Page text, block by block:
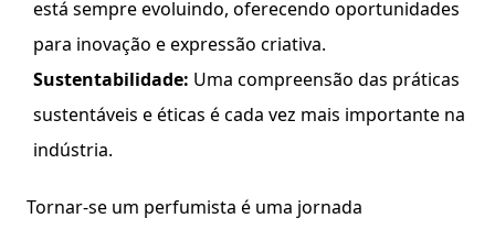
está sempre evoluindo, oferecendo oportunidades
para inovação e expressão criativa.
Sustentabilidade: Uma compreensão das práticas
sustentáveis e éticas é cada vez mais importante na
indústria.
Tornar-se um perfumista é uma jornada